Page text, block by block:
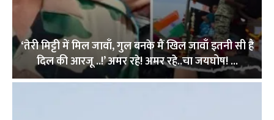
‘तेरी मिट्टी में मिल जावाँ, गुल बनके मैं खिल जावाँ इतनी सी है
दिल की आरजू ..!’ अमर रहे! अमर रहे..चा जयघोष! ...